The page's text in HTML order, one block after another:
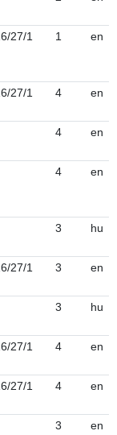
27/1 1 en
27/1 4 en
4 en
4 en
3 hu
27/1 3 en
3 hu
27/1 4 en
27/1 4 en
3 en